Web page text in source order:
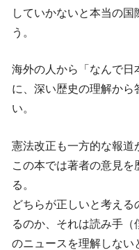
していかないと本当の
う。
海外の人から「なんで
に、深い歴史の理解から
い。
憲法改正も一方的な報道
この本では著者の意見
る。
どちらが正しいと考え
るのか、それは読み手（
のニュースを理解しない